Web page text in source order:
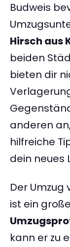
Budweis
Hirsch aus
beiden
bieten dir
anderen
hilfreiche
dein neues
Der Umzug
ist ein
kann er zu